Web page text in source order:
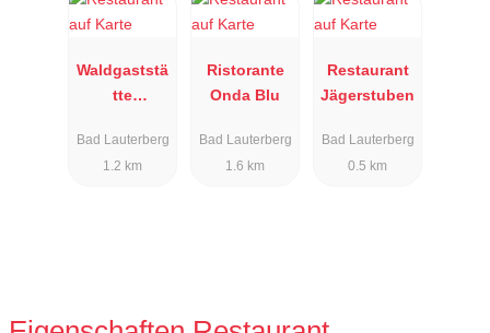
Waldgaststä
tte
m
Bad Lauterberg
1.2 km
Ristorante
Onda Blu
Bad Lauterberg
1.6 km
Restaurant
Jägerstuben
Bad Lauterberg
0.5 km